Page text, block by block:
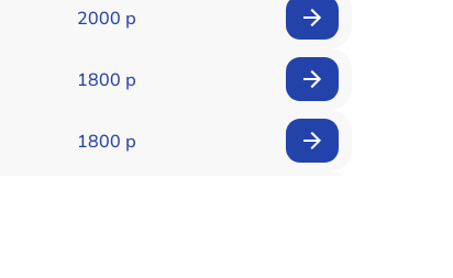
2000 р
1800 р
1800 р